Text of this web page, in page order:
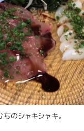
のシャキシャキ。